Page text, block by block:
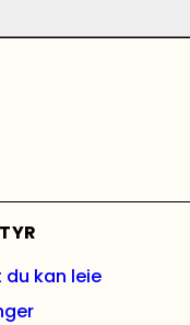
du kan leie